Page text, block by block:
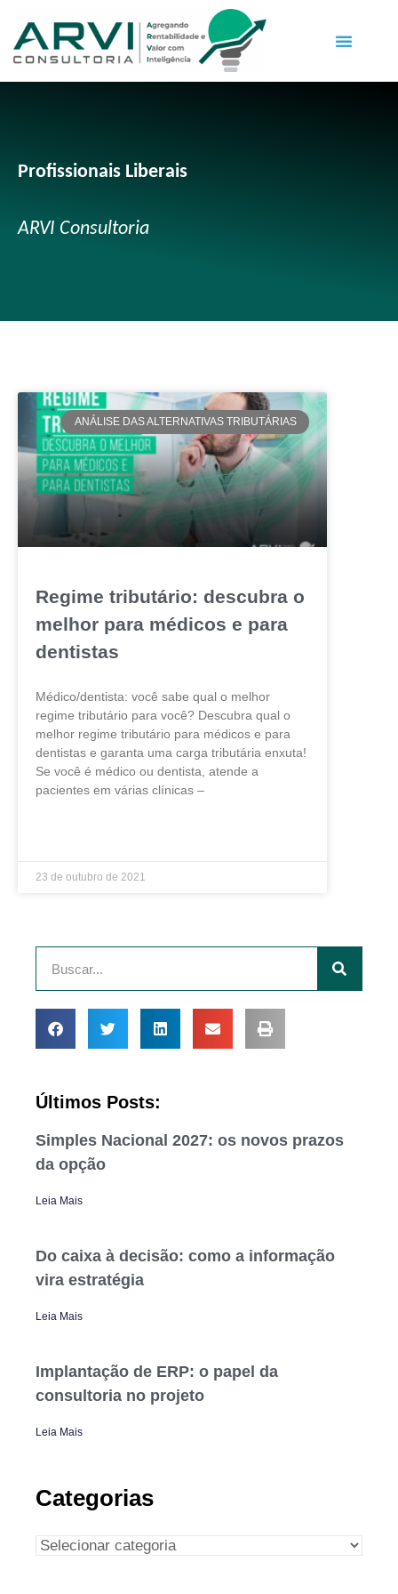
Profissionais Liberais
ARVI Consultoria
ANÁLISE DAS ALTERNATIVAS TRIBUTÁRIAS
Regime tributário: descubra o
melhor para médicos e para
dentistas
Médico/dentista: você sabe qual o melhor
regime tributário para você? Descubra qual o
melhor regime tributário para médicos e para
dentistas e garanta uma carga tributária enxuta!
Se você é médico ou dentista, atende a
pacientes em várias clínicas –
23 de outubro de 2021
Últimos Posts:
Simples Nacional 2027: os novos prazos
da opção
Leia Mais
Do caixa à decisão: como a informação
vira estratégia
Leia Mais
Implantação de ERP: o papel da
consultoria no projeto
Leia Mais
Categorias